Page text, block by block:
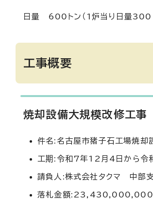
日量 600トン（1炉当り日量300
工事概要
焼却設備大規模改修工事
件名:名古屋市猪子石工場焼却
工期:令和7年12月4日から令
請負人:株式会社タクマ 中部
落札金額:23,430,000,000